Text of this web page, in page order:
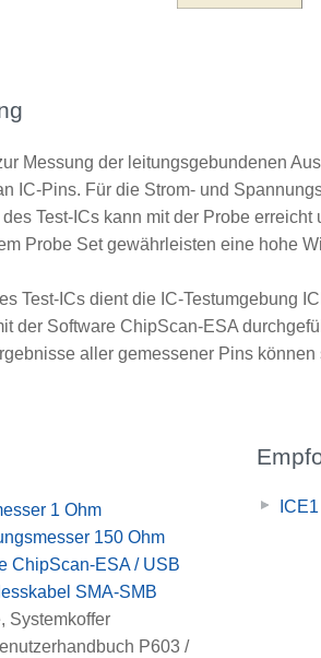
Messung der leitungsgebundenen
IC-Pins. Für die Strom- und
Test-ICs kann mit der Probe erreicht
Probe Set gewährleisten eine hohe
Test-ICs dient die IC-Testumgebung
der Software ChipScan-ESA
aller gemessener Pins
1 Ohm
150 Ohm
ChipScan-ESA / USB
SMA-SMB
Systemkoffer
P603 /